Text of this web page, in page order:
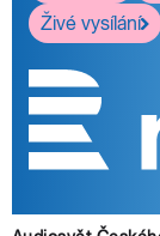
Živé vysílání